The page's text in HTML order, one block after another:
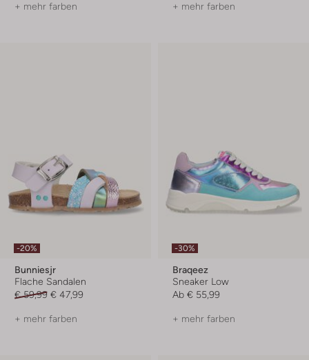
+ mehr farben + mehr farben
-20%
Bunniesjr
Flache Sandalen
€ 59,99 € 47,99
+ mehr farben
-30%
Braqeez
Sneaker Low
Ab € 55,99
+ mehr farben